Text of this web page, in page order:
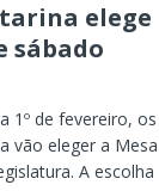
elege
sábado
1º de fevereiro, os
vão eleger a Mesa
A escolha